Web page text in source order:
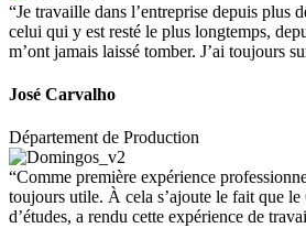
“Je travaille dans l’entreprise depuis plus
celui qui y est resté le plus longtemps,
m’ont jamais laissé tomber. J’ai toujours
José Carvalho
Département de Production
“Comme première expérience
toujours utile. À cela s’ajoute le fait que
d’études, a rendu cette expérience de